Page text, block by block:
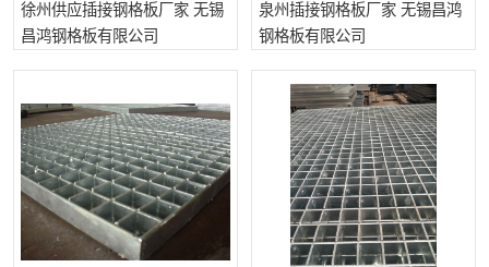
徐州供应插接钢格板厂家 无锡
昌鸿钢格板有限公司
泉州插接钢格板厂家 无锡昌鸿
钢格板有限公司